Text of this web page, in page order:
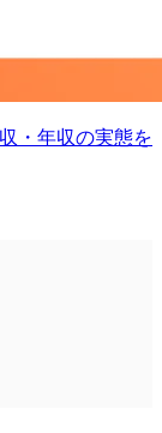
・年収の実態を